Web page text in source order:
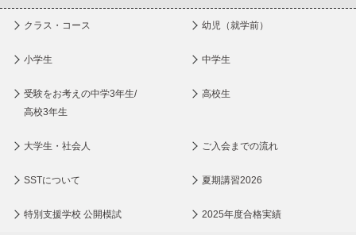
クラス・コース 幼児（就学前）
小学生 中学生
受験をお考えの中学3年生/
高校3年生
高校生
大学生・社会人 ご入会までの流れ
SSTについて 夏期講習2026
特別支援学校 公開模試 2025年度合格実績